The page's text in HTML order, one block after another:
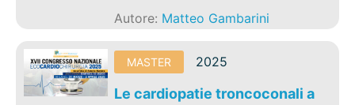
Autore: Matteo Gambarini
MASTER 2025
Le cardiopatie troncoconali a